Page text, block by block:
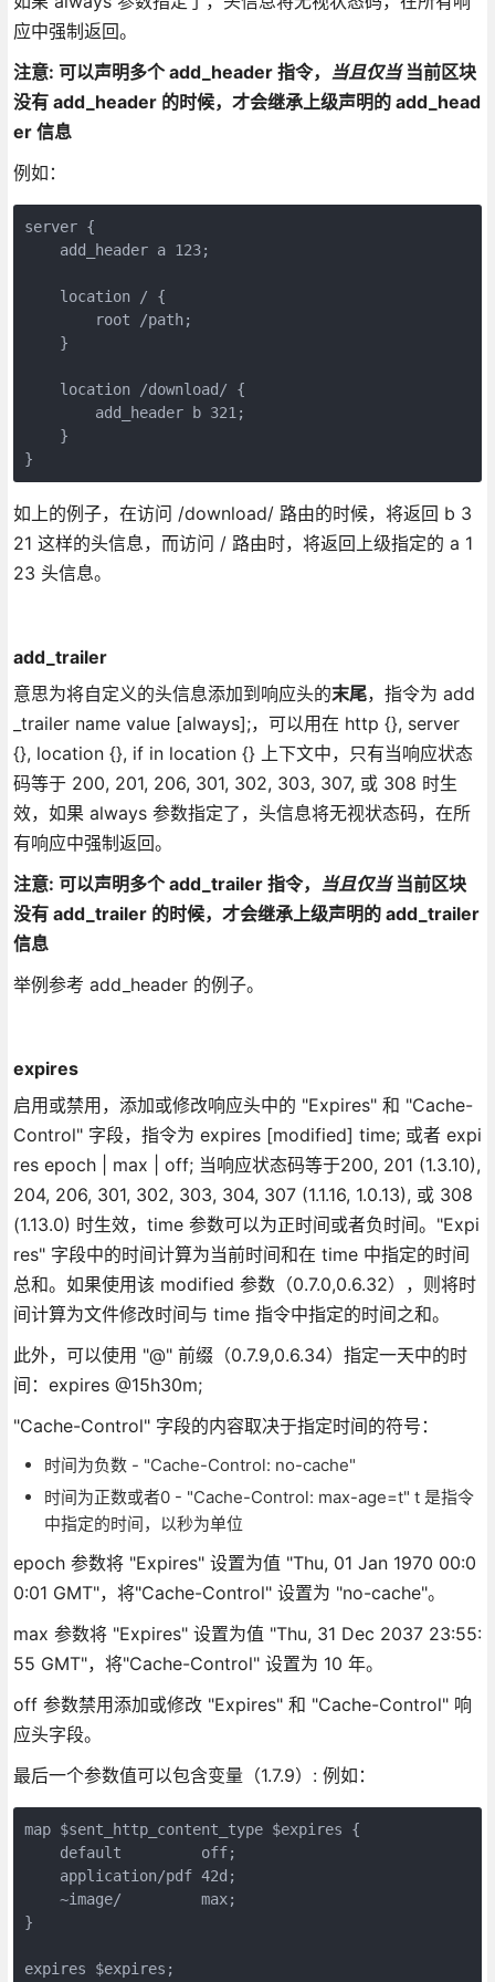
应中强制返回。
注意: 可以声明多个 add_header 指令， 当且仅当当前区块
没有 add_header 的时候，才会继承上级声明的 add_head
er 信息
例如：
server {
    add_header a 123;
    location / {
        root /path;
    }
    location /download/ {
        add_header b 321;
    }
}
如上的例子，在访问 /download/ 路由的时候，将返回 b 3
21 这样的头信息，而访问 / 路由时，将返回上级指定的 a 1
23 头信息。
add_trailer
意思为将自定义的头信息添加到响应头的末尾，指令为 add
_trailer name value [always];，可以用在 http {}, server
{}, location {}, if in location {} 上下文中，只有当响应状态
码等于 200, 201, 206, 301, 302, 303, 307, 或 308 时生
效，如果 always 参数指定了，头信息将无视状态码，在所
有响应中强制返回。
注意: 可以声明多个 add_trailer 指令， 当且仅当当前区块
没有 add_trailer 的时候，才会继承上级声明的 add_trailer
信息
举例参考 add_header 的例子。
expires
启用或禁用，添加或修改响应头中的 "Expires" 和 "Cache-
Control" 字段，指令为 expires [modified] time; 或者 expi
res epoch | max | off; 当响应状态码等于200, 201 (1.3.10),
204, 206, 301, 302, 303, 304, 307 (1.1.16, 1.0.13), 或 308
(1.13.0) 时生效，time 参数可以为正时间或者负时间。"Expi
res" 字段中的时间计算为当前时间和在 time 中指定的时间
总和。如果使用该 modified 参数（0.7.0,0.6.32），则将时
间计算为文件修改时间与 time 指令中指定的时间之和。
此外，可以使用 "@" 前缀（0.7.9,0.6.34）指定一天中的时
间：expires @15h30m;
"Cache-Control" 字段的内容取决于指定时间的符号：
时间为负数 - "Cache-Control: no-cache"
时间为正数或者0 - "Cache-Control: max-age=t" t 是指令
中指定的时间，以秒为单位
epoch 参数将 "Expires" 设置为值 "Thu, 01 Jan 1970 00:0
0:01 GMT"，将"Cache-Control" 设置为 "no-cache"。
max 参数将 "Expires" 设置为值 "Thu, 31 Dec 2037 23:55:
55 GMT"，将"Cache-Control" 设置为 10 年。
off 参数禁用添加或修改 "Expires" 和 "Cache-Control" 响
应头字段。
最后一个参数值可以包含变量（1.7.9）: 例如：
map $sent_http_content_type $expires {
    default         off;
    application/pdf 42d;
    ~image/         max;
}
expires $expires;